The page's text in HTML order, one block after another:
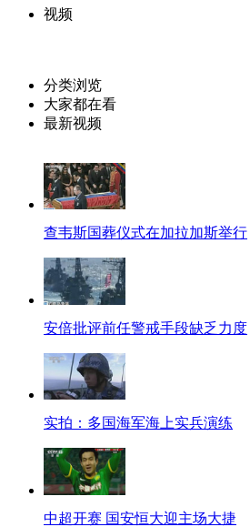
视频
分类浏览
大家都在看
最新视频
查韦斯国葬仪式在加拉加斯举行
安倍批评前任警戒手段缺乏力度
实拍：多国海军海上实兵演练
中超开赛 国安恒大迎主场大捷